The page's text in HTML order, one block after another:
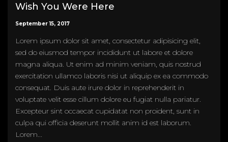
Wish You Were Here
September 15, 2017
Lorem ipsum dolor sit amet, consectetur adipisicing elit,
sed do eiusmod tempor incididunt ut labore et dolore
magna aliqua. Ut enim ad minim veniam, quis nostrud
exercitation ullamco laboris nisi ut aliquip ex ea commodo
consequat. Duis aute irure dolor in reprehenderit in
voluptate velit esse cillum dolore eu fugiat nulla pariatur.
Excepteur sint occaecat cupidatat non proident, sunt in
culpa qui officia deserunt mollit anim id est laborum.
Lorem...